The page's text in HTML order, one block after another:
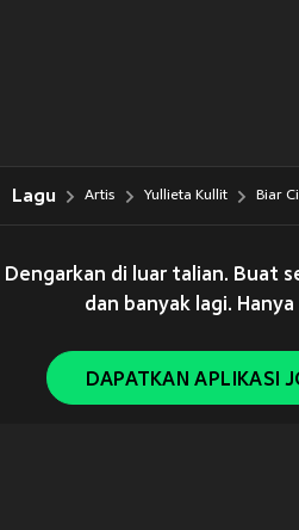
Lagu Artis Yullieta Kullit Biar
Dengarkan di luar talian. Buat
dan banyak lagi. Hanya
DAPATKAN APLIKASI